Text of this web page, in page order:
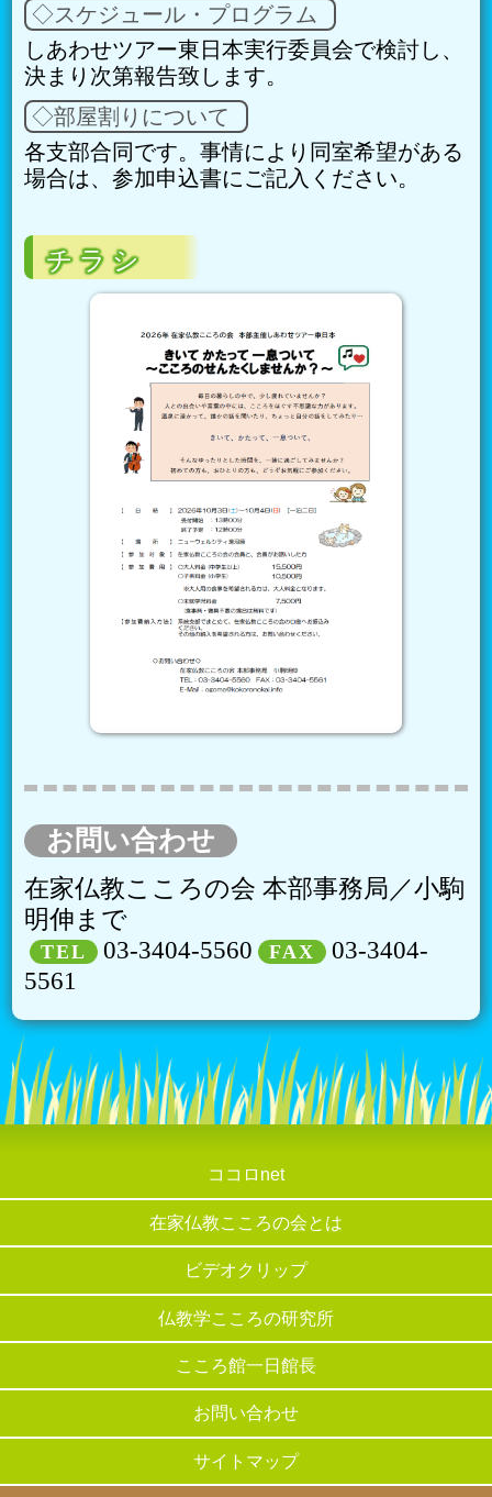
◇スケジュール・プログラム
しあわせツアー東日本実行委員会で検討し、
決まり次第報告致します。
◇部屋割りについて
各支部合同です。事情により同室希望がある
場合は、参加申込書にご記入ください。
チラシ
お問い合わせ
在家仏教こころの会 本部事務局／小駒
明伸まで
TEL 03-3404-5560 FAX
03-3404-
5561
ココロnet
在家仏教こころの会とは
ビデオクリップ
仏教学こころの研究所
こころ館一日館長
お問い合わせ
サイトマップ